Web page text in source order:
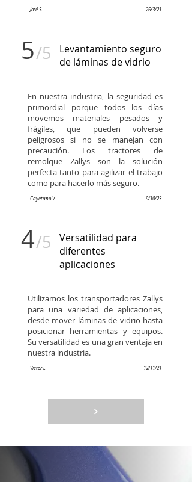
José S. 26/3/21
Levantamiento seguro
de láminas de vidrio
/5
5
En nuestra industria, la seguridad es
primordial porque todos los días
movemos materiales pesados ​​y
frágiles, que pueden volverse
peligrosos si no se manejan con
precaución. Los tractores de
remolque Zallys son la solución
perfecta tanto para agilizar el trabajo
como para hacerlo más seguro.
Cayetano V. 9/10/23
Versatilidad para
diferentes
aplicaciones
/5
4
Utilizamos los transportadores Zallys
para una variedad de aplicaciones,
desde mover láminas de vidrio hasta
posicionar herramientas y equipos.
Su versatilidad es una gran ventaja en
nuestra industria.
Victor I. 12/11/21